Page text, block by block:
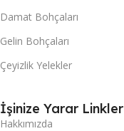
Damat Bohçaları
Gelin Bohçaları
Çeyizlik Yelekler
İşinize Yarar Linkler
Hakkımızda